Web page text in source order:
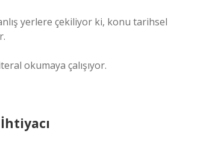
yerlere çekiliyor ki, konu tarihsel
okumaya çalışıyor.